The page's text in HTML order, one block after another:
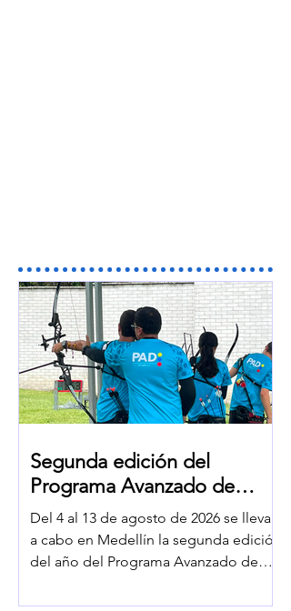
Segunda edición del
Programa Avanzado de
Desarrollo reúne a los
mejores talentos juveniles
del país en Medellín
Del 4 al 13 de agosto de 2026 se llevará
a cabo en Medellín la segunda edición
del año del Programa Avanzado de
busca fortalecer el proceso de